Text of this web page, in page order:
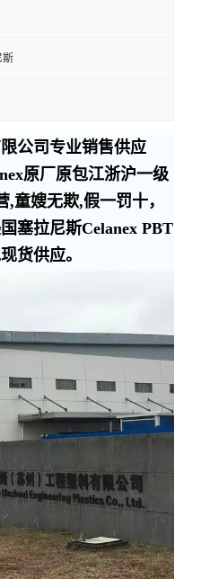
斯
公司专业销售供应
原厂原包江浙沪一级
童嫂无欺,假一罚十，
塞拉尼斯Celanex PBT
货供应。